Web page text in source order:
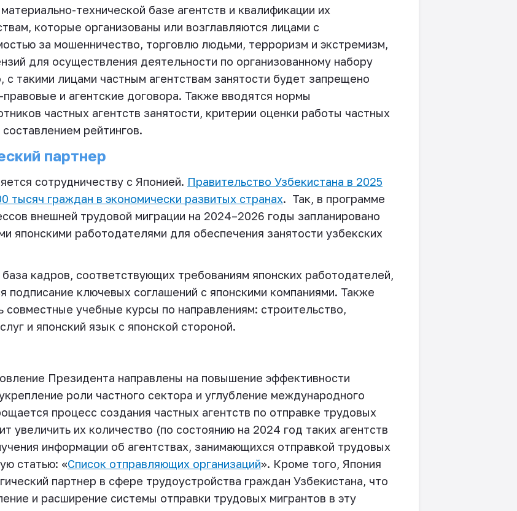
технической базе агентств и квалификации их
которые организованы или возглавляются лицами с
за мошенничество, торговлю людьми, терроризм и экстремизм,
для осуществления деятельности по организованному набору
с такими лицами частным агентствам занятости будет запрещено
и агентские договора. Также вводятся нормы
частных агентств занятости, критерии оценки работы частных
рейтингов.
партнер
сотрудничеству с Японией. Правительство Узбекистана в 2025
тысяч граждан в экономически развитых странах. Так, в программе
внешней трудовой миграции на 2024–2026 годы запланировано
японскими работодателями для обеспечения занятости узбекских
кадров, соответствующих требованиям японских работодателей,
подписание ключевых соглашений с японскими компаниями. Также
совместные учебные курсы по направлениям: строительство,
и японский язык с японской стороной.
Президента направлены на повышение эффективности
роли частного сектора и углубление международного
процесс создания частных агентств по отправке трудовых
увеличить их количество (по состоянию на 2024 год таких агентств
информации об агентствах, занимающихся отправкой трудовых
статью: «Список отправляющих организаций». Кроме того, Япония
партнер в сфере трудоустройства граждан Узбекистана, что
и расширение системы отправки трудовых мигрантов в эту